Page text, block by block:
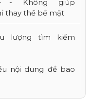
- Không giúp
thay thế bề mặt
lượng tìm kiếm